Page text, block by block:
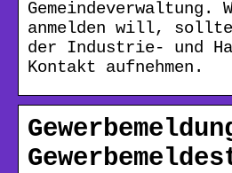
Gemeindeverwaltung.
anmelden will,
der Industrie- und
Kontakt aufnehmen.